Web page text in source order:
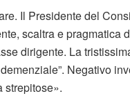
Il Presidente del
scaltra e pragmatica
dirigente. La
Negativo
strepitose».